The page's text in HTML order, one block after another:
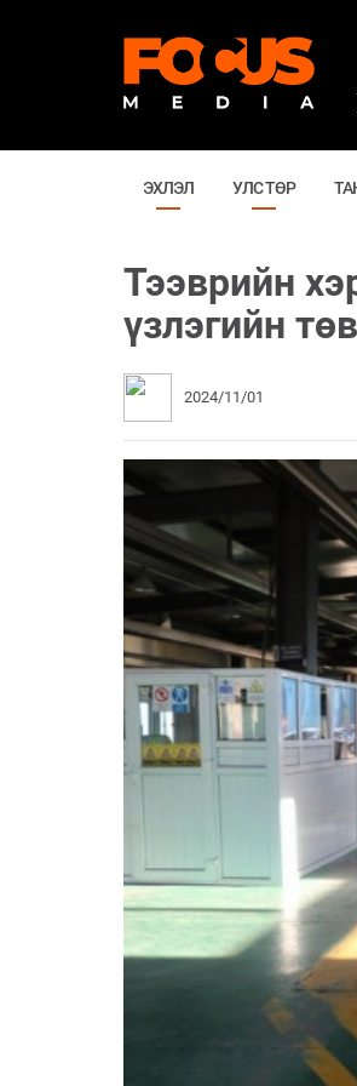
ЭХЛЭЛ УЛС ТӨР
Тээврийн
үзлэгийн
2024/11/01